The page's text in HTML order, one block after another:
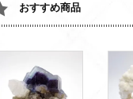
おすすめ商品